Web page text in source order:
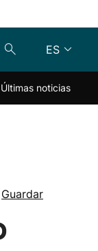
ES
En directo
Últimas noticias
Guardar